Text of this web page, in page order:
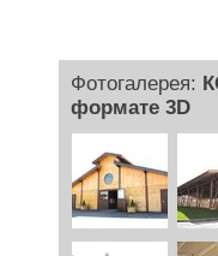
Фотогалерея:
формате 3D